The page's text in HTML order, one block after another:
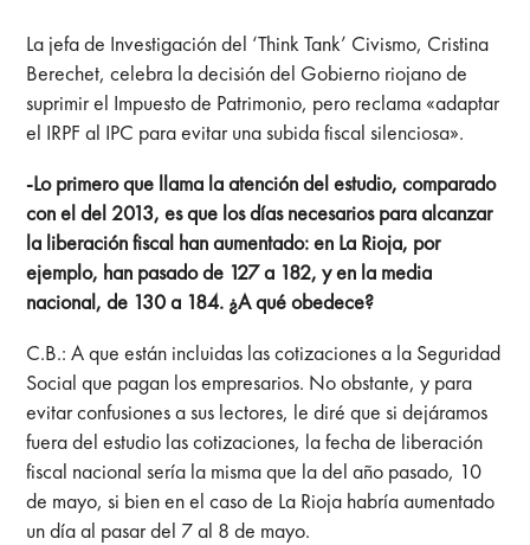
La jefa de Investigación del ‘Think Tank’ Civismo, Cristina
Berechet, celebra la decisión del Gobierno riojano de
suprimir el Impuesto de Patrimonio, pero reclama «adaptar
el IRPF al IPC para evitar una subida fiscal silenciosa».
-Lo primero que llama la atención del estudio, comparado
con el del 2013, es que los días necesarios para alcanzar
la liberación fiscal han aumentado: en La Rioja, por
ejemplo, han pasado de 127 a 182, y en la media
nacional, de 130 a 184. ¿A qué obedece?
C.B.: A que están incluidas las cotizaciones a la Seguridad
Social que pagan los empresarios. No obstante, y para
evitar confusiones a sus lectores, le diré que si dejáramos
fuera del estudio las cotizaciones, la fecha de liberación
fiscal nacional sería la misma que la del año pasado, 10
de mayo, si bien en el caso de La Rioja habría aumentado
un día al pasar del 7 al 8 de mayo.